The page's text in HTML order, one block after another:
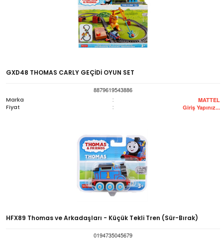
GXD48 THOMAS CARLY GEÇİDİ OYUN SET
8879619543886
Marka
: MATTEL
Fiyat : Giriş Yapınız...
HFX89 Thomas ve Arkadaşları - Küçük Tekli Tren (Sür-Bırak)
0194735045679